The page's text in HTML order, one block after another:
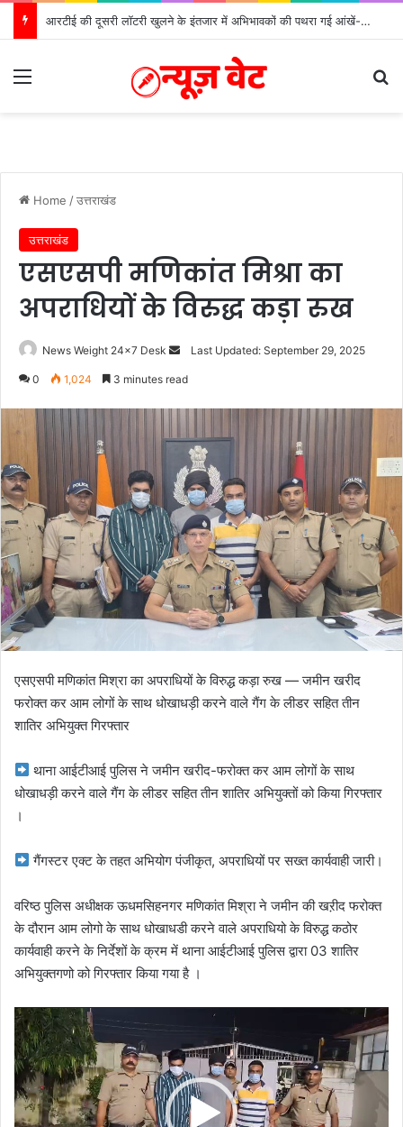
मुख्यमंत्री ने 9 लाख 87 हजार17 पेंशन लाभार्थियों को कुल ₹ 146 करोड़ 32 लाख की पेंशन राशि का किया भुगतान
Home /उत्तराखंड
उत्तराखंड
एसएसपी मणिकांत मिश्रा का
अपराधियों के विरुद्ध कड़ा रुख
News Weight 24x7 Desk
a
e
m
a
i
l
Last Updated: September 29, 2025
0 1,024 3 minutes read
एसएसपी मणिकांत मिश्रा का अपराधियों के विरुद्ध कड़ा रुख — जमीन खरीद
फरोक्त कर आम लोगों के साथ धोखाधड़ी करने वाले गैंग के लीडर सहित तीन
शातिर अभियुक्त गिरफ्तार
थाना आईटीआई पुलिस ने जमीन खरीद-फरोक्त कर आम लोगों के साथ
धोखाधड़ी करने वाले गैंग के लीडर सहित तीन शातिर अभियुक्तों को किया गिरफ्तार
।
गैंगस्टर एक्ट के तहत अभियोग पंजीकृत, अपराधियों पर सख्त कार्यवाही जारी।
वरिष्ठ पुलिस अधीक्षक ऊधमसिहनगर मणिकांत मिश्रा ने जमीन की खऱीद फरोक्त
के दौरान आम लोगो के साथ धोखाधडी करने वाले अपराधियो के विरुद्ध कठोर
कार्यवाही करने के निर्देशों के क्रम में थाना आईटीआई पुलिस द्वारा 03 शातिर
अभियुक्तगणो को गिरफ्तार किया गया है ।
Video
Player